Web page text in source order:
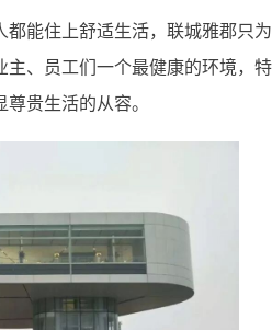
都能住上舒适生活，联城雅郡只
、员工们一个最健康的环境，
贵生活的从容。